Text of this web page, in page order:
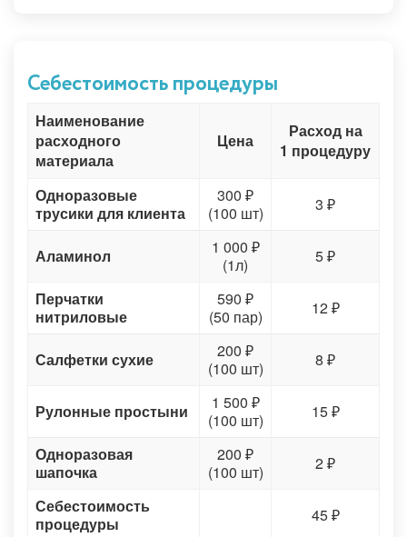
Себестоимость процедуры
Наименование
расходного
материала
Цена
Расход на
1 процедуру
Одноразовые
трусики для клиента
300 ₽
(100 шт)
3 ₽
Аламинол
1 000 ₽
(1л)
5 ₽
Перчатки
нитриловые
590 ₽
(50 пар)
12 ₽
Салфетки сухие
200 ₽
(100 шт)
8 ₽
Рулонные простыни
1 500 ₽
(100 шт)
15 ₽
Одноразовая
шапочка
200 ₽
(100 шт)
2 ₽
Себестоимость
процедуры
45 ₽